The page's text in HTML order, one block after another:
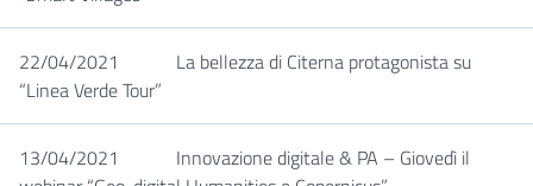
22/04/2021
La bellezza di Citerna protagonista su
“Linea Verde Tour”
13/04/2021
Innovazione digitale & PA – Giovedì il